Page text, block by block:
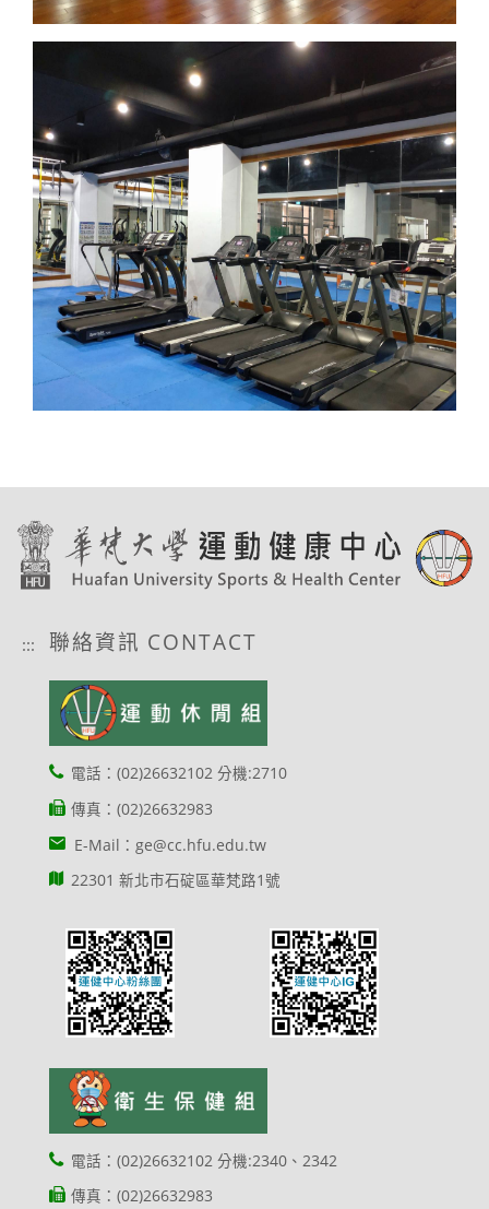
::: 聯絡資訊 CONTACT
電話：(02)26632102 分機:2710
傳真：(02)26632983
E-Mail：ge@cc.hfu.edu.tw
22301 新北市石碇區華梵路1號
電話：(02)26632102 分機:2340、2342
傳真：(02)26632983